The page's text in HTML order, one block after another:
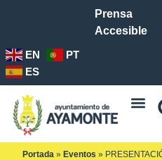
Prensa
Accesible
EN
PT
ES
Portada » Eventos »